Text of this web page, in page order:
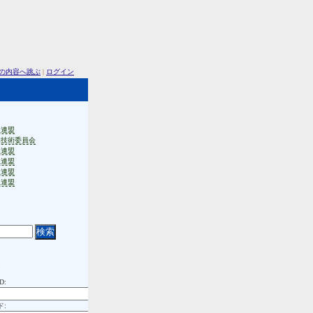
内容へ跳ぶ | ログイン
盟
術委員会
盟
盟
盟
盟
: